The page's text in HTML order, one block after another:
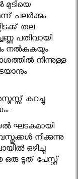
മുടിയെ
പലര്‍ക്കും
തല
പതിവായി
നല്‍കുകയും
നിന്നുള്ള
കുറച്ചു
.
ഘടകമായി
നീക്കുന്നു
ഒഴിച്ചു
ഒരു ടൂത് പേസ്റ്റ്